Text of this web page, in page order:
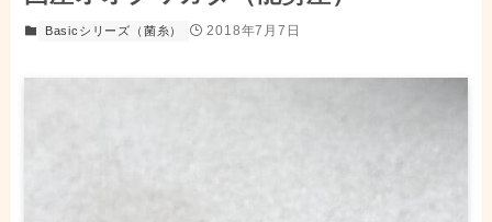
Basicシリーズ（菌糸） 2018年7月7日